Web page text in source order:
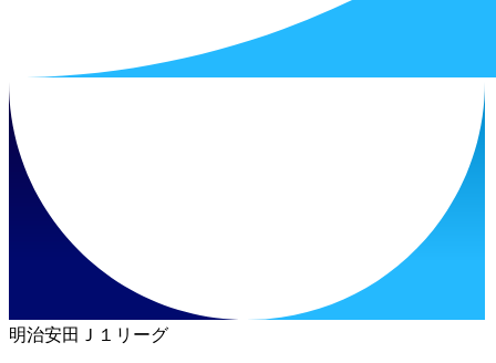
明治安田Ｊ１リーグ